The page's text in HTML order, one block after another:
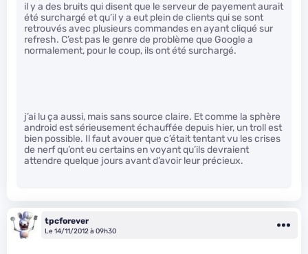
il y a des bruits qui disent que le serveur de payement aurait
été surchargé et qu’il y a eut plein de clients qui se sont
retrouvés avec plusieurs commandes en ayant cliqué sur
refresh. C’est pas le genre de problème que Google a
normalement, pour le coup, ils ont été surchargé.
j’ai lu ça aussi, mais sans source claire. Et comme la sphère
android est sérieusement échauffée depuis hier, un troll est
bien possible. Il faut avouer que c’était tentant vu les crises
de nerf qu’ont eu certains en voyant qu’ils devraient
attendre quelque jours avant d’avoir leur précieux.
tpcforever
Le 14/11/2012 à 09h30